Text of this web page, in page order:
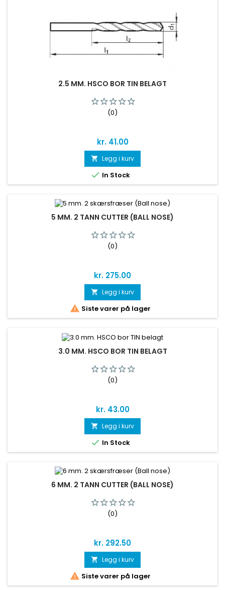
2.5 MM. HSCO BOR TIN BELAGT
(0)
Pris
kr. 41.00
 Legg i kurv
 In Stock
5 MM. 2 TANN CUTTER (BALL NOSE)
(0)
Pris
kr. 275.00
 Legg i kurv
 Siste varer på lager
3.0 MM. HSCO BOR TIN BELAGT
(0)
Pris
kr. 43.00
 Legg i kurv
 In Stock
6 MM. 2 TANN CUTTER (BALL NOSE)
(0)
Pris
kr. 292.50
 Legg i kurv
 Siste varer på lager